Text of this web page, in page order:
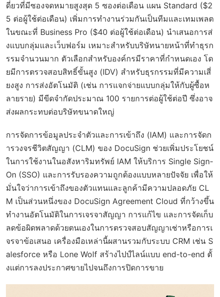
ดี่ยวที่มีซองจดหมายสูงสุด 5 ซองต่อเดือน แผน Standard ($2
5 ต่อผู้ใช้ต่อเดือน) เพิ่มการทำงานร่วมกันเป็นทีมและเทมเพลต
ในขณะที่ Business Pro ($40 ต่อผู้ใช้ต่อเดือน) นำเสนอการส่
งแบบกลุ่มและเว็บฟอร์ม เหมาะสำหรับบริษัทนายหน้าที่ทำธุรก
รรมจำนวนมาก ตัวเลือกสำหรับองค์กรมีราคาที่กำหนดเอง โด
ยมีการตรวจสอบสิทธิ์ขั้นสูง (IDV) สำหรับธุรกรรมที่มีความเสี่
ยงสูง การส่งอัตโนมัติ (เช่น การแจกจ่ายแบบกลุ่มให้กับผู้ซื้อห
ลายราย) มีขีดจำกัดประมาณ 100 รายการต่อผู้ใช้ต่อปี ซึ่งอาจ
ส่งผลกระทบต่อบริษัทขนาดใหญ่
การจัดการข้อมูลประจำตัวและการเข้าถึง (IAM) และการจัดก
ารวงจรชีวิตสัญญา (CLM) ของ DocuSign ช่วยเพิ่มประโยชน์
ในการใช้งานในอสังหาริมทรัพย์ IAM ให้บริการ Single Sign-
On (SSO) และการรับรองความถูกต้องแบบหลายปัจจัย เพื่อให้
มั่นใจว่าการเข้าถึงของตัวแทนและลูกค้ามีความปลอดภัย CL
M เป็นส่วนหนึ่งของ DocuSign Agreement Cloud ที่กว้างขึ้น
ทำงานอัตโนมัติในการเจรจาสัญญา การแก้ไข และการจัดเก็บ
ลดข้อผิดพลาดด้วยตนเองในการตรวจสอบสัญญาเช่าหรือการเ
จรจาข้อเสนอ เครื่องมือเหล่านี้ผสานรวมกับระบบ CRM เช่น S
alesforce หรือ Lone Wolf สร้างไปป์ไลน์แบบ end-to-end ตั้
งแต่การลงประกาศขายไปจนถึงการปิดการขาย